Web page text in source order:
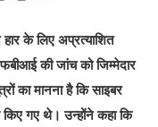
के लिए अप्रत्याशित
की जांच को जिम्मेदार
का मानना है कि साइबर
किए गए थे। उन्होंने कहा कि